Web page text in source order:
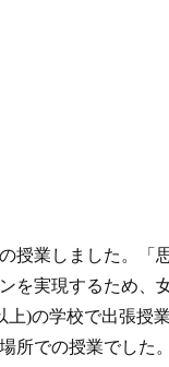
授業しました。
を実現するため
上)の学校で出張
所での授業でし